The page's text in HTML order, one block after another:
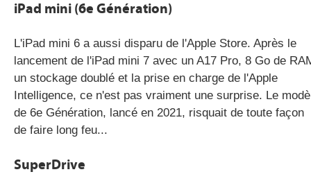
iPad mini (6e Génération)
L'iPad mini 6 a aussi disparu de l'Apple Store. Après le
lancement de l'iPad mini 7 avec un A17 Pro, 8 Go de
un stockage doublé et la prise en charge de l'Apple
Intelligence, ce n'est pas vraiment une surprise. Le
de 6e Génération, lancé en 2021, risquait de toute façon
de faire long feu...
SuperDrive